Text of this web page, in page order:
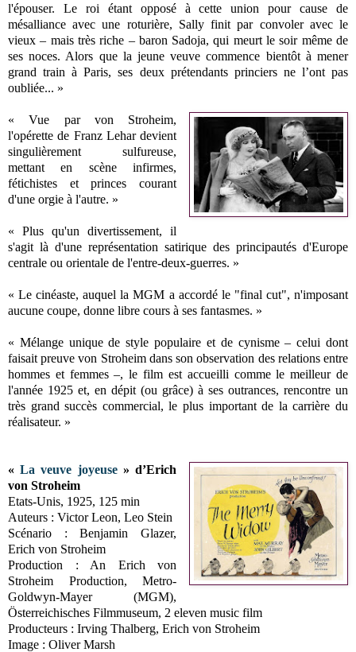
l'épouser. Le roi étant opposé à cette union pour cause de
mésalliance avec une roturière, Sally finit par convoler avec le
vieux – mais très riche – baron Sadoja, qui meurt le soir même de
ses noces. Alors que la jeune veuve commence bientôt à mener
grand train à Paris, ses deux prétendants princiers ne l’ont pas
oubliée... »
« Vue par von Stroheim,
l'opérette de Franz Lehar devient
singulièrement sulfureuse,
mettant en scène infirmes,
fétichistes et princes courant
d'une orgie à l'autre. »
« Plus qu'un divertissement, il
s'agit là d'une représentation satirique des principautés d'Europe
centrale ou orientale de l'entre-deux-guerres. »
« Le cinéaste, auquel la MGM a accordé le "final cut", n'imposant
aucune coupe, donne libre cours à ses fantasmes. »
« Mélange unique de style populaire et de cynisme – celui dont
faisait preuve von Stroheim dans son observation des relations entre
hommes et femmes –, le film est accueilli comme le meilleur de
l'année 1925 et, en dépit (ou grâce) à ses outrances, rencontre un
très grand succès commercial, le plus important de la carrière du
réalisateur. »
«La veuve joyeuse» d’Erich
von Stroheim
Etats-Unis, 1925, 125 min
Auteurs : Victor Leon, Leo Stein
Scénario : Benjamin Glazer,
Erich von Stroheim
Production : An Erich von
Stroheim Production, Metro-
Goldwyn-Mayer (MGM),
Österreichisches Filmmuseum, 2 eleven music film
Producteurs : Irving Thalberg, Erich von Stroheim
Image : Oliver Marsh